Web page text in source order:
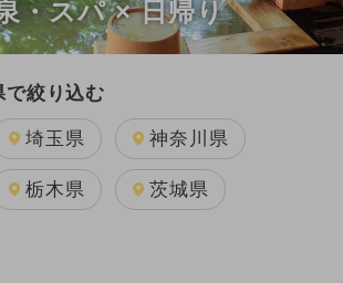
・スパ × 日帰り
で絞り込む
埼玉県 神奈川県
栃木県 茨城県